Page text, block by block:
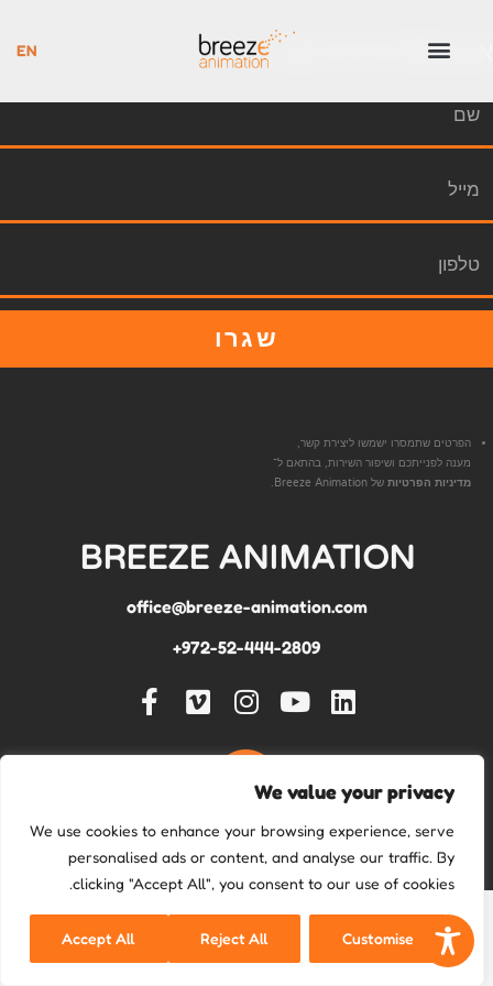
We value your privacy
We use cookies to enhance your browsing experience, serve
personalised ads or content, and analyse our traffic. By
clicking "Accept All", you consent to our use of cookies.
Customise
Reject All
Accept All
אהבתם? דברו איתנו...
שגרו
הפרטים שתמסרו ישמשו ליצירת קשר,
מענה לפנייתכם ושיפור השירות, בהתאם ל־
מדיניות הפרטיות של Breeze Animation.
BREEZE ANIMATION
office@breeze-animation.com
972-52-444-2809+
מדיניות פרטיות